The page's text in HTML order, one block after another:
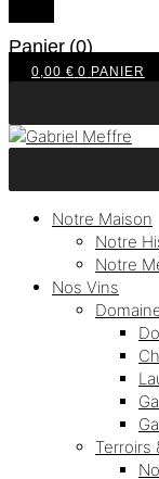
Panier (0)
0,00 € 0 PANIER
Notre Maison
Notre
Notre
Nos Vins
Terroirs